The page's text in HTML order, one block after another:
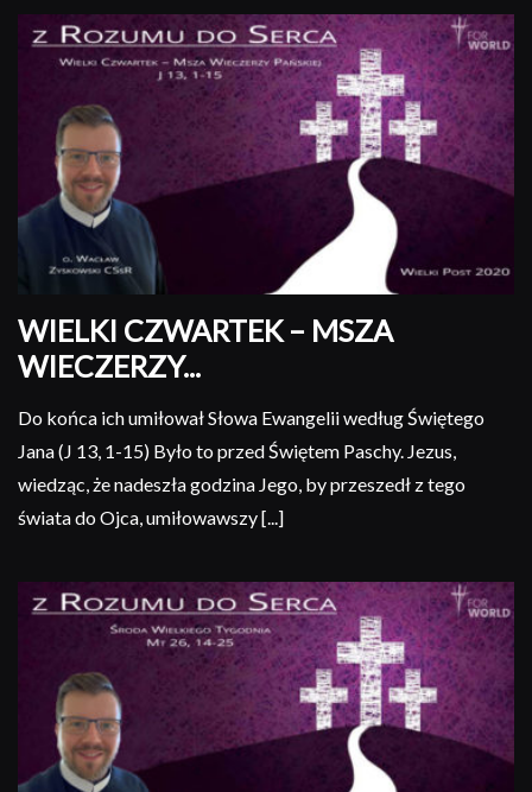
WIELKI CZWARTEK – MSZA
WIECZERZY...
Do końca ich umiłował Słowa Ewangelii według Świętego
Jana (J 13, 1-15) Było to przed Świętem Paschy. Jezus,
wiedząc, że nadeszła godzina Jego, by przeszedł z tego
świata do Ojca, umiłowawszy [...]